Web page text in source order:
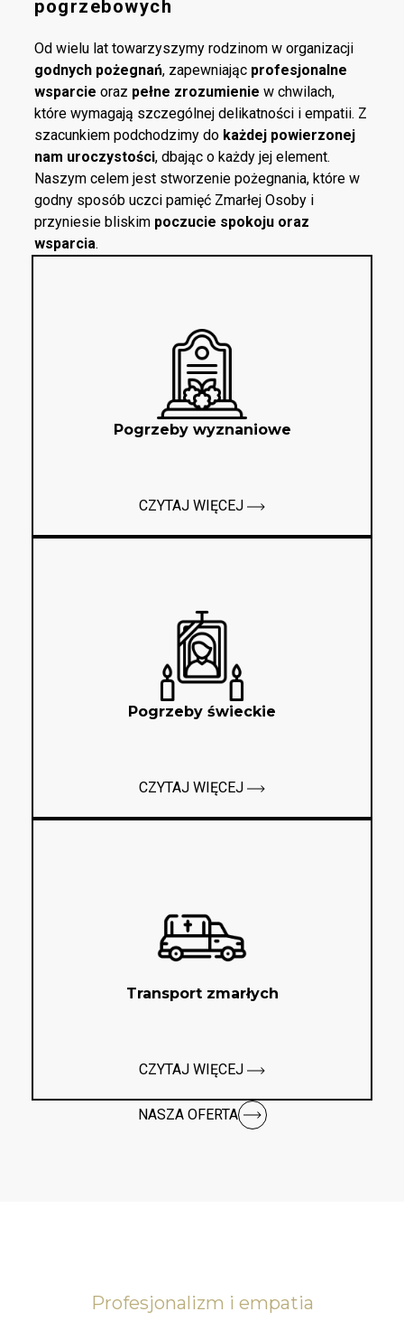
pogrzebowych
Od wielu lat towarzyszymy rodzinom w organizacji
godnych pożegnań, zapewniając profesjonalne
wsparcie oraz pełne zrozumienie w chwilach,
które wymagają szczególnej delikatności i empatii. Z
szacunkiem podchodzimy do każdej powierzonej
nam uroczystości, dbając o każdy jej element.
Naszym celem jest stworzenie pożegnania, które w
godny sposób uczci pamięć Zmarłej Osoby i
przyniesie bliskim poczucie spokoju oraz
wsparcia.
Pogrzeby wyznaniowe
CZYTAJ WIĘCEJ
Pogrzeby świeckie
CZYTAJ WIĘCEJ
Transport zmarłych
CZYTAJ WIĘCEJ
NASZA OFERTA
Profesjonalizm i empatia